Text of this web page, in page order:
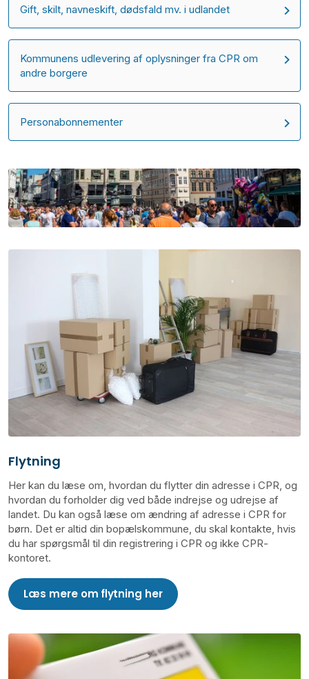
Gift, skilt, navneskift, dødsfald mv. i udlandet
Kommunens udlevering af oplysninger fra CPR om
andre borgere
Personabonnementer
Flytning
Her kan du læse om, hvordan du flytter din adresse i CPR, og
hvordan du forholder dig ved både indrejse og udrejse af
landet. Du kan også læse om ændring af adresse i CPR for
børn. Det er altid din bopælskommune, du skal kontakte, hvis
du har spørgsmål til din registrering i CPR og ikke CPR-
kontoret.
Læs mere om flytning her